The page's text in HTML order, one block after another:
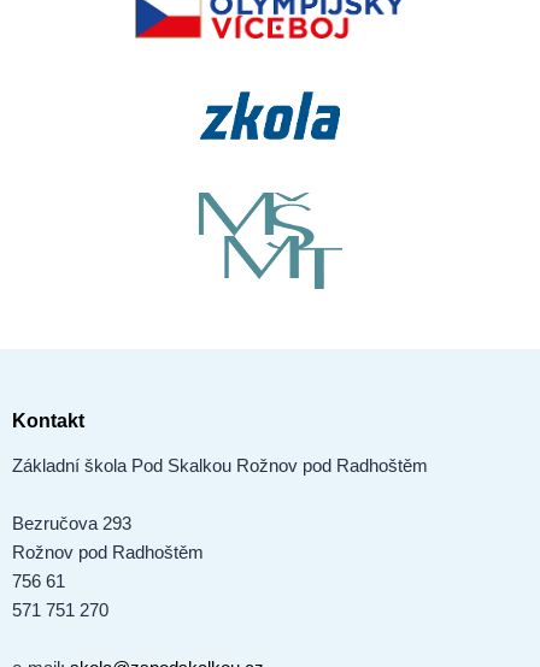
Kontakt
Základní škola Pod Skalkou Rožnov pod Radhoštěm
Bezručova 293
Rožnov pod Radhoštěm
756 61
571 751 270